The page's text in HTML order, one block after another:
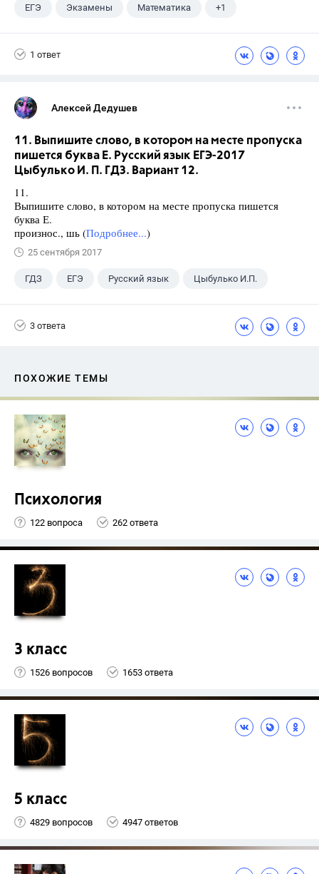
ЕГЭ Экзамены Математика +1
1 ответ
Алексей Дедушев
11. Выпишите слово, в котором на месте пропуска
пишется буква Е. Русский язык ЕГЭ-2017
Цыбулько И. П. ГДЗ. Вариант 12.
11.
Выпишите слово, в котором на месте пропуска пишется
буква Е.
произнос., шь (Подробнее...)
25 сентября 2017
ГДЗ ЕГЭ Русский язык Цыбулько И.П.
3 ответа
ПОХОЖИЕ ТЕМЫ
Психология
122 вопроса 262 ответа
3 класс
1526 вопросов 1653 ответа
5 класс
4829 вопросов 4947 ответов